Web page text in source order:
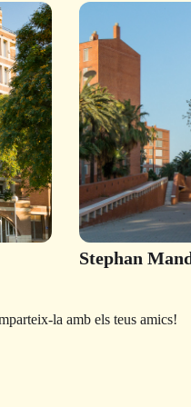
Stephan
la amb els teus amics!